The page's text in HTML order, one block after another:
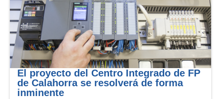
El proyecto del Centro Integrado de FP
de Calahorra se resolverá de forma
inminente